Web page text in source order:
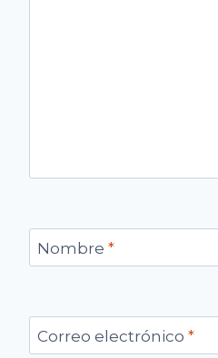
Nombre *
Correo electrónico *